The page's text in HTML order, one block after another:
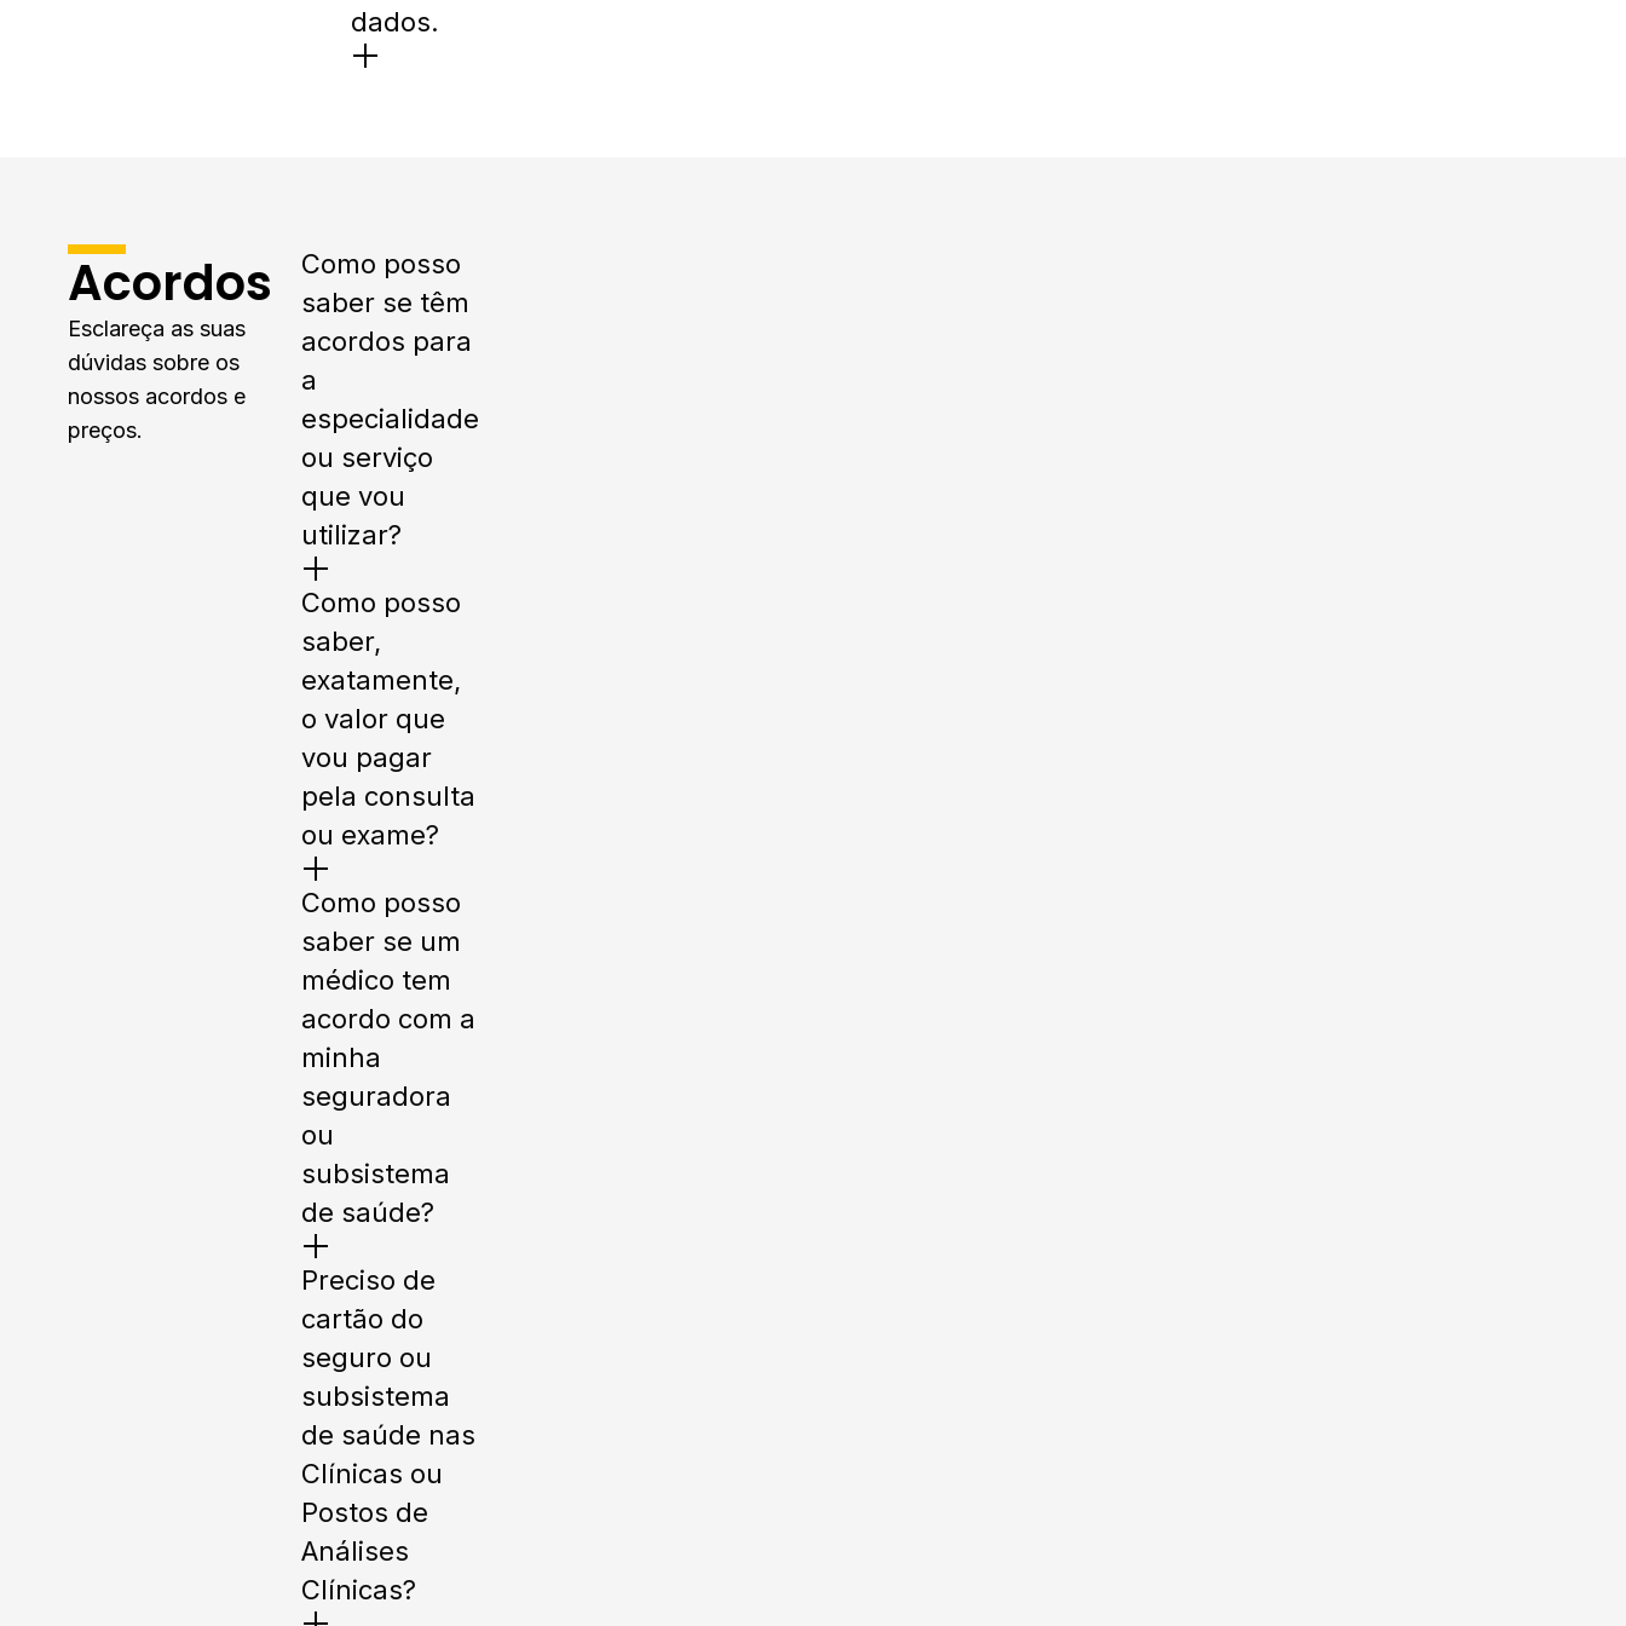
dados.
Acordos
Esclareça as suas
dúvidas sobre os
nossos acordos e
preços.
Como posso
saber se têm
acordos para
a
especialidade
ou serviço
que vou
utilizar?
Como posso
saber,
exatamente,
o valor que
vou pagar
pela consulta
ou exame?
Como posso
saber se um
médico tem
acordo com a
minha
seguradora
ou
subsistema
de saúde?
Preciso de
cartão do
seguro ou
subsistema
de saúde nas
Clínicas ou
Postos de
Análises
Clínicas?